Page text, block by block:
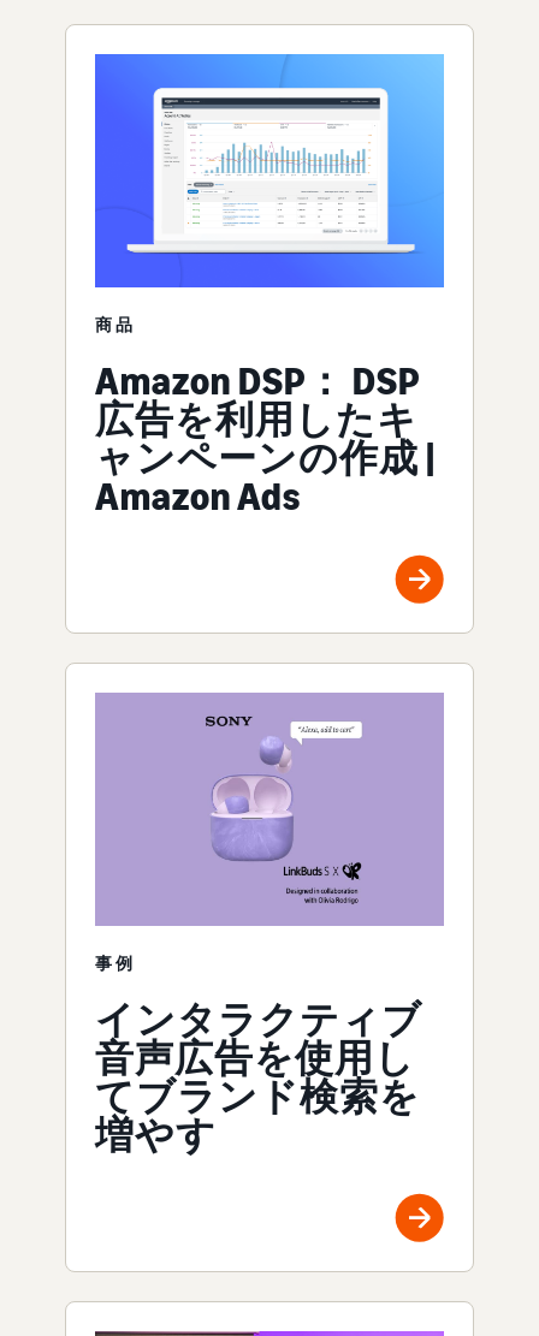
商品
Amazon DSP： DSP
広告を利用したキ
ャンペーンの作成 |
Amazon Ads
事例
インタラクティブ
音声広告を使用し
てブランド検索を
増やす